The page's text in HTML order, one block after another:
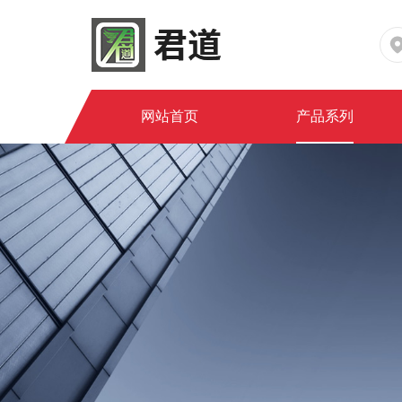
网站首页 产品系列